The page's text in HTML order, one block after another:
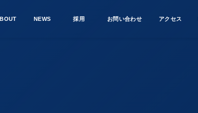
NEWS 採用 お問い合わせ アクセス